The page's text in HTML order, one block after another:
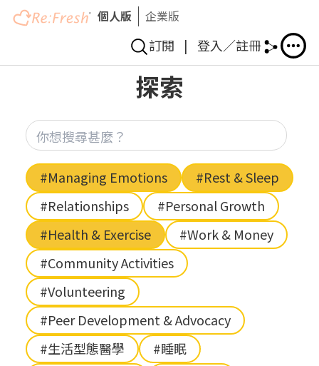
Skip
content
個人版 企業版
訂閱 | 登入／註冊
探索
Hashtag
#Managing Emotions
#Rest & Sleep
#Relationships
#Personal Growth
#Health & Exercise
#Work & Money
#Community Activities
#Volunteering
#Peer Development & Advocacy
#生活型態醫學
#睡眠